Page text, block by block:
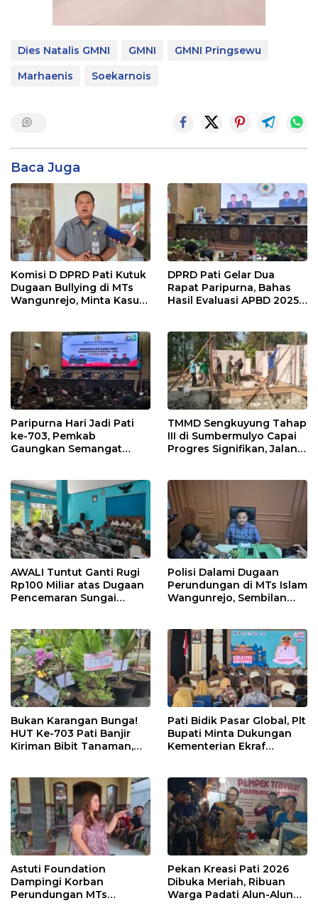
Dies Natalis GMNI GMNI
GMNI Pringsewu
Marhaenis
Soekarnois
Baca Juga
Komisi D DPRD Pati Kutuk
Dugaan Bullying di MTs
Wangunrejo, Minta Kasus
DPRD Pati Gelar Dua
Rapat Paripurna, Bahas
Hasil Evaluasi APBD 2025
Paripurna Hari Jadi Pati
ke-703, Pemkab
Gaungkan Semangat
TMMD Sengkuyung Tahap
III di Sumbermulyo Capai
Progres Signifikan, Jalan
AWALI Tuntut Ganti Rugi
Rp100 Miliar atas Dugaan
Pencemaran Sungai
Polisi Dalami Dugaan
Perundungan di MTs Islam
Wangunrejo, Sembilan
Bukan Karangan Bunga!
HUT Ke-703 Pati Banjir
Kiriman Bibit Tanaman,
Pati Bidik Pasar Global, Plt
Bupati Minta Dukungan
Kementerian Ekraf
Astuti Foundation
Dampingi Korban
Perundungan MTs
Pekan Kreasi Pati 2026
Dibuka Meriah, Ribuan
Warga Padati Alun-Alun